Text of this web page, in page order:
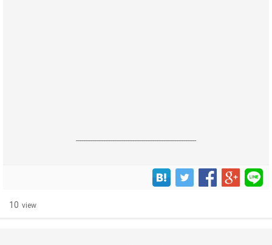
------------------------------------------------------------------
10 view